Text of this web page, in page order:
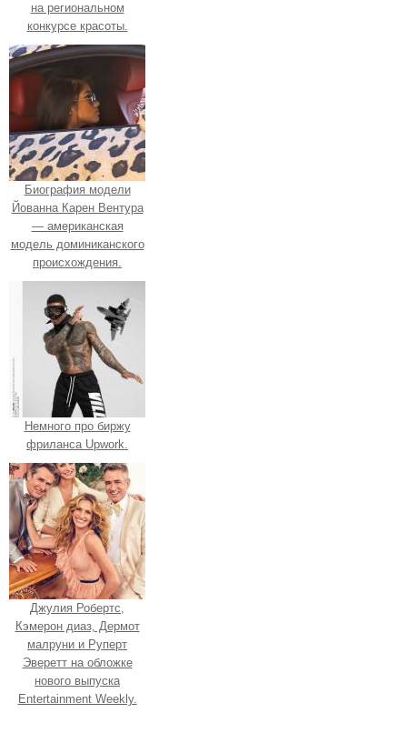
на региональном
конкурсе красоты.
Биография модели
Йованна Карен Вентура
— американская
модель доминиканского
происхождения.
Немного про биржу
фриланса Upwork.
Джулия Робертс,
Кэмерон диаз, Дермот
малруни и Руперт
Эверетт на обложке
нового выпуска
Entertainment Weekly.